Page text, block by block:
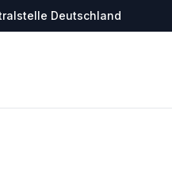
Deutschland